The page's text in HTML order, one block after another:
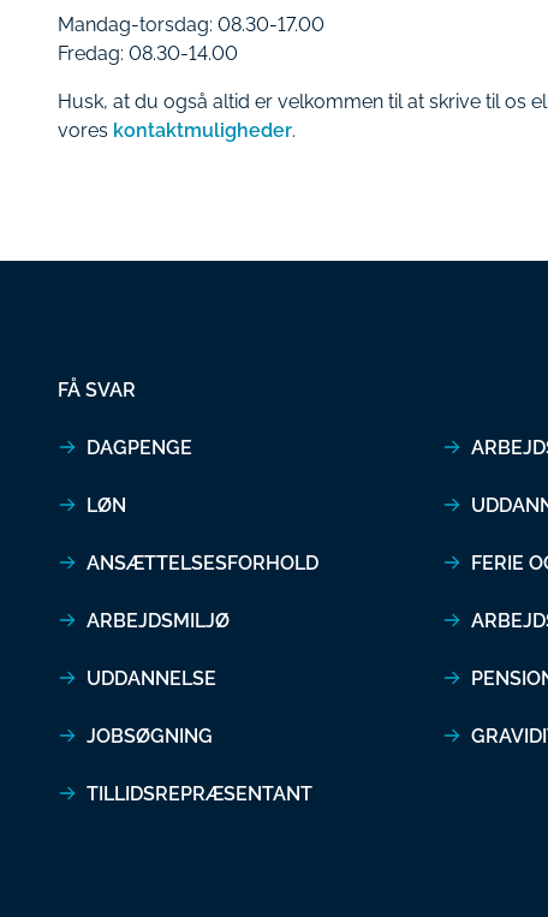
Mandag-torsdag: 08.30-17.00
Fredag: 08.30-14.00
Husk, at du også altid er velkommen til at skrive til os
vores kontaktmuligheder.
FÅ SVAR
DAGPENGE
LØN
ANSÆTTELSESFORHOLD
ARBEJDSMILJØ
UDDANNELSE
JOBSØGNING
TILLIDSREPRÆSENTANT
FERIE